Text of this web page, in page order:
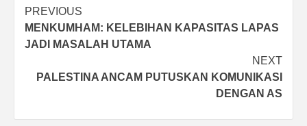
Post
navigation
PREVIOUS
MENKUMHAM: KELEBIHAN KAPASITAS LAPAS
JADI MASALAH UTAMA
NEXT
PALESTINA ANCAM PUTUSKAN KOMUNIKASI
DENGAN AS